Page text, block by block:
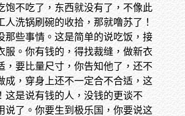
饱不吃了，东西就没有了，不像此
人洗锅刷碗的收拾，那就噜苏了！
那些事情。这是简单的说吃饭，接
服。你有钱的，得找裁缝，做新衣
，要比量尺寸，你告知他了，还不
成，穿身上还不一定合不合适，这
这是说有钱的人，没钱的更谈不
说了。你要生到极乐国，你要说这